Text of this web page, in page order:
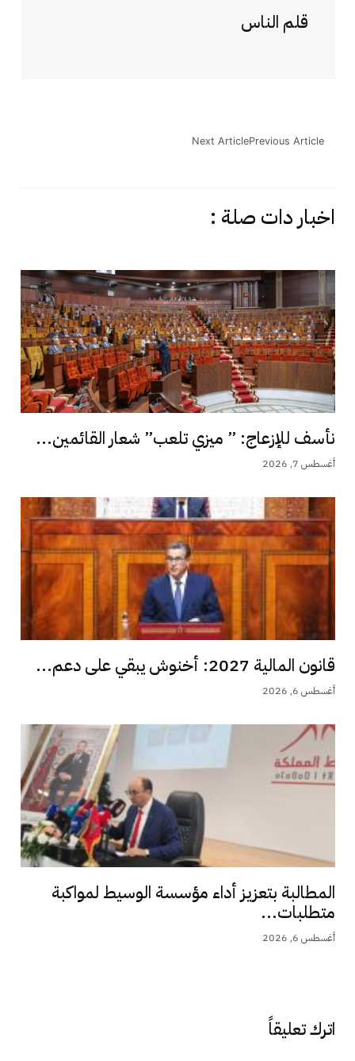
قلم الناس
Previous Article
Next Article
اخبار دات صلة :
نأسف للإزعاج: ” ميزي تلعب” شعار القائمين...
أغسطس 7, 2026
قانون المالية 2027: أخنوش يبقي على دعم...
أغسطس 6, 2026
المطالبة بتعزيز أداء مؤسسة الوسيط لمواكبة
متطلبات...
أغسطس 6, 2026
اترك تعليقاً